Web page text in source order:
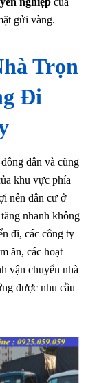
Đi
dân và cũng
khu vực phía
nên dân cư ở
nhanh không
ăn, các hoạt
vận chuyển nhà
được nhu cầu